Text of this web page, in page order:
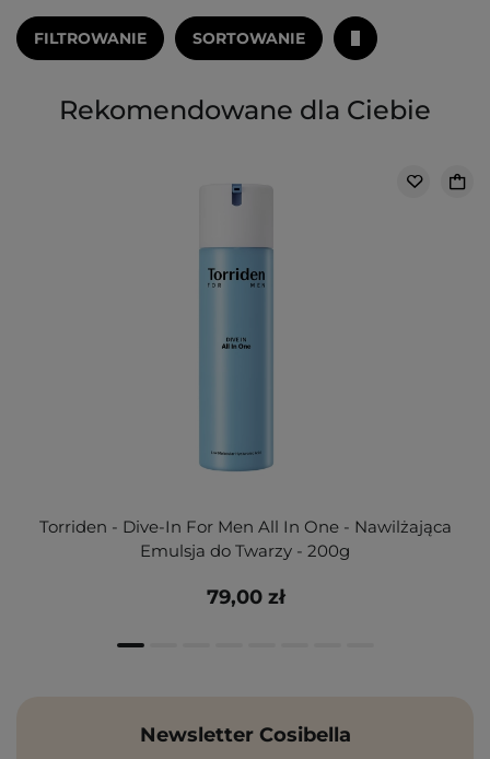
FILTROWANIE SORTOWANIE
Rekomendowane dla Ciebie
Torriden - Dive-In For Men All In One - Nawilżająca
Emulsja do Twarzy - 200g
79,00 zł
Newsletter Cosibella